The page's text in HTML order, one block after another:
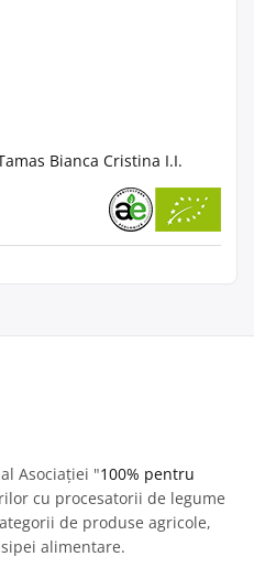
Bianca Cristina I.I.
Asociației "100% pentru
cu procesatorii de legume
de produse agricole,
alimentare.